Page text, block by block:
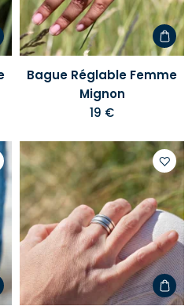
Bague Réglable Femme
Mignon
19 €
à
votre
liste